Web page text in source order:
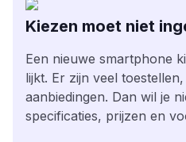
Kiezen moet niet
Een nieuwe smartphone
lijkt. Er zijn veel
aanbiedingen. Dan wil je
specificaties, prijzen en